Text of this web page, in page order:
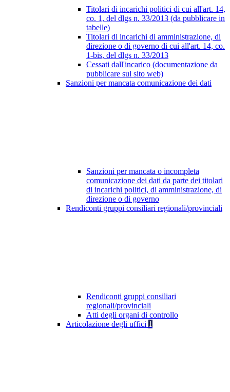
Titolari di incarichi politici di cui all'art. 14,
co. 1, del dlgs n. 33/2013 (da pubblicare in
tabelle)
Titolari di incarichi di amministrazione, di
direzione o di governo di cui all'art. 14, co.
1-bis, del dlgs n. 33/2013
Cessati dall'incarico (documentazione da
pubblicare sul sito web)
Sanzioni per mancata comunicazione dei dati
Sanzioni per mancata o incompleta
comunicazione dei dati da parte dei titolari
di incarichi politici, di amministrazione, di
direzione o di governo
Rendiconti gruppi consiliari regionali/provinciali
Rendiconti gruppi consiliari
regionali/provinciali
Atti degli organi di controllo
Articolazione degli uffici 1